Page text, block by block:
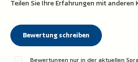
Teilen Sie Ihre Erfahrungen mit anderen
Bewertung schreiben
Bewertungen nur in der aktuellen